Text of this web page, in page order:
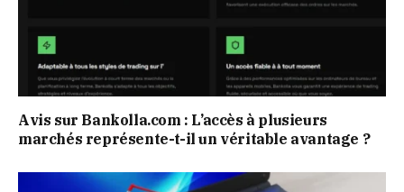
Avis sur Bankolla.com : L’accès à plusieurs
marchés représente-t-il un véritable avantage ?